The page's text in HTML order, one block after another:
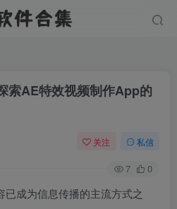
索AE特效视频制作App的
关注 私信
7 0
成为信息传播的主流方式之